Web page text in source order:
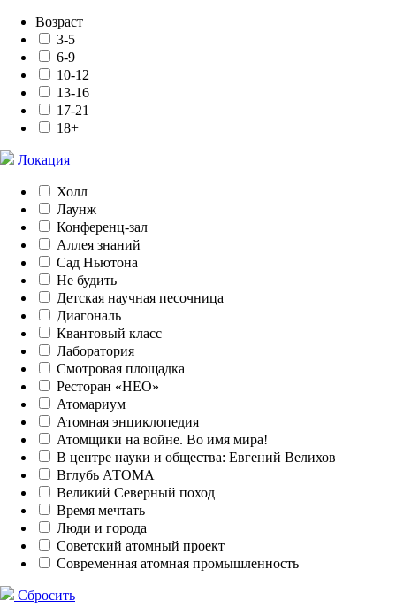
Возраст
3-5
6-9
10-12
13-16
17-21
18+
Локация
Холл
Лаунж
Конференц-зал
Аллея знаний
Сад Ньютона
Не будить
Детская научная песочница
Диагональ
Квантовый класс
Лаборатория
Смотровая площадка
Ресторан «НЕО»
Атомариум
Атомная энциклопедия
Атомщики на войне. Во имя мира!
В центре науки и общества: Евгений Велихов
Вглубь АТОМА
Великий Северный поход
Время мечтать
Люди и города
Советский атомный проект
Современная атомная промышленность
Сбросить